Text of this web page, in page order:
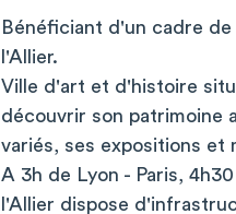
Bénéficiant d'un cadre
l'Allier.
Ville d'art et d'histoire
découvrir son patrimoine
variés, ses expositions et
A 3h de Lyon - Paris,
l'Allier dispose